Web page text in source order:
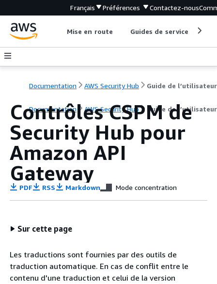
Français Préférences Contactez-nous
Mise en route Guides de service
Documentation AWS Security Hub Guide de l’utilisateur
Documentation AWS Security Hub Guide de l’utilisateur
Contrôles CSPM de
Security Hub pour
Amazon API
Gateway
PDF RSS Markdown Mode concentration
Sur cette page
Les traductions sont fournies par des outils de
traduction automatique. En cas de conflit entre le
contenu d'une traduction et celui de la version